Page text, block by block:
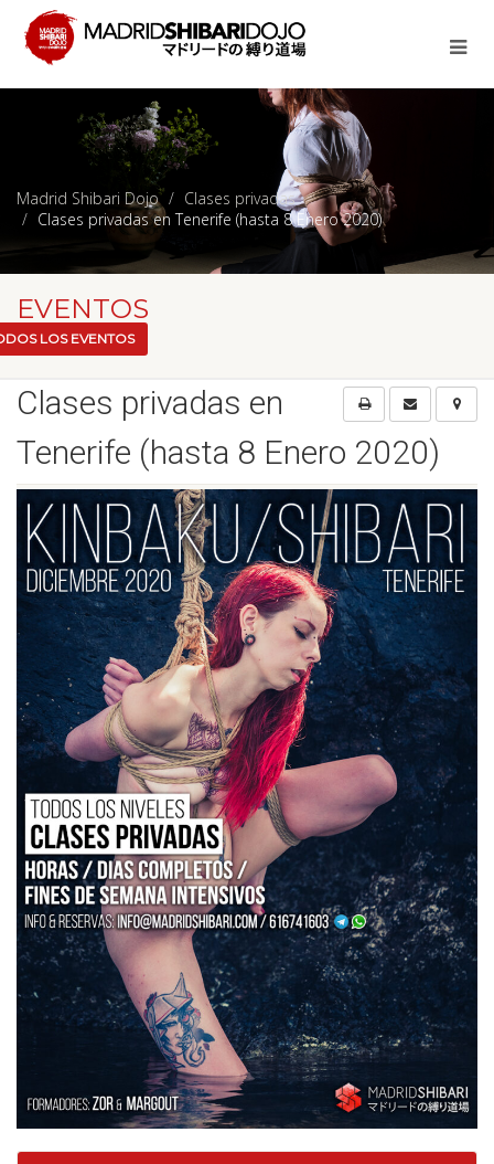
Madrid Shibari Dojo
Clases privadas
Clases privadas en Tenerife (hasta 8 Enero 2020)
EVENTOS
LOS EVENTOS
Clases privadas en
Tenerife (hasta 8 Enero 2020)